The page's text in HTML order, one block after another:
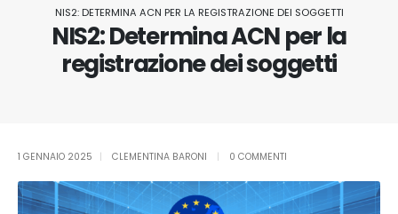
NIS2: DETERMINA ACN PER LA REGISTRAZIONE DEI SOGGETTI
NIS2: Determina ACN per la
registrazione dei soggetti
1 GENNAIO 2025 CLEMENTINA BARONI 0 COMMENTI